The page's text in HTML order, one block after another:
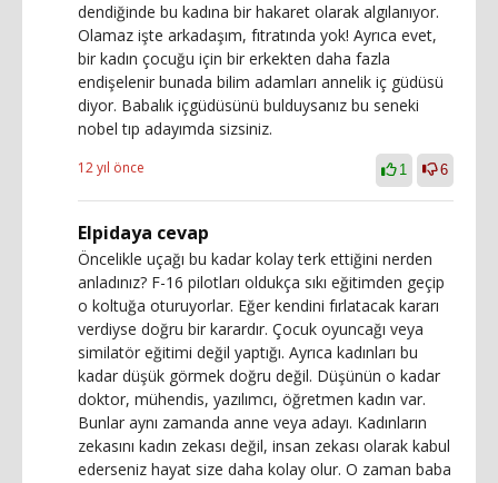
dendiğinde bu kadına bir hakaret olarak algılanıyor.
Olamaz işte arkadaşım, fıtratında yok! Ayrıca evet,
bir kadın çocuğu için bir erkekten daha fazla
endişelenir bunada bilim adamları annelik iç güdüsü
diyor. Babalık içgüdüsünü bulduysanız bu seneki
nobel tıp adayımda sizsiniz.
12 yıl önce 1 6
Elpidaya cevap
Öncelikle uçağı bu kadar kolay terk ettiğini nerden
anladınız? F-16 pilotları oldukça sıkı eğitimden geçip
o koltuğa oturuyorlar. Eğer kendini fırlatacak kararı
verdiyse doğru bir karardır. Çocuk oyuncağı veya
similatör eğitimi değil yaptığı. Ayrıca kadınları bu
kadar düşük görmek doğru değil. Düşünün o kadar
doktor, mühendis, yazılımcı, öğretmen kadın var.
Bunlar aynı zamanda anne veya adayı. Kadınların
zekasını kadın zekası değil, insan zekası olarak kabul
ederseniz hayat size daha kolay olur. O zaman baba